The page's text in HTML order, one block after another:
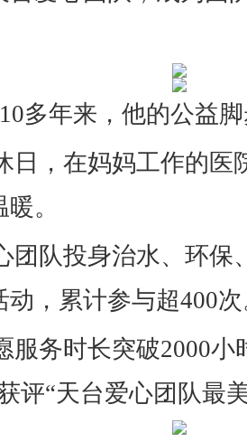
10多年来，他的公益
日，在妈妈工作的医
。
团队投身治水、环保
动，累计参与超400
服务时长突破2000小
评“天台爱心团队最